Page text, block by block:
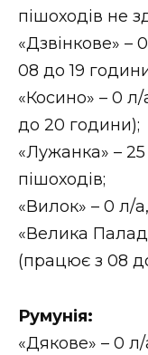
пішоходів не
«Дзвінкове» –
08 до 19
«Косино» – 0
до 20 години);
«Лужанка» – 25
пішоходів;
«Вилок» – 0 л/
«Велика
(працює з 08
Румунія:
«Дякове» – 0